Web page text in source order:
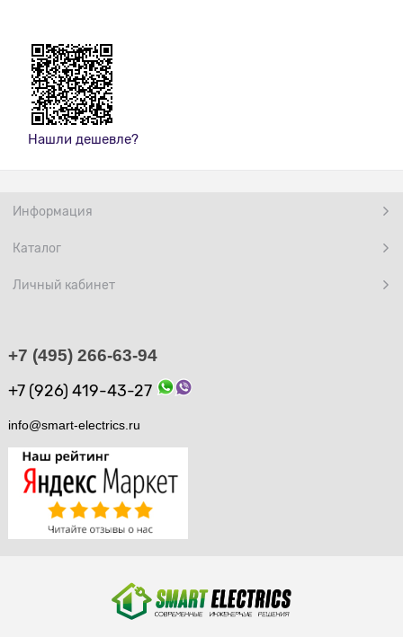
Нашли дешевле?
Информация
Каталог
Личный кабинет
+7 (495) 266-63-94
+7 (926) 419-43-27
info@smart-electrics.ru